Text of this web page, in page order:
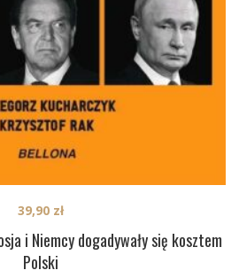
i Niemcy dogadywały się kosztem
Polski
39,90 zł